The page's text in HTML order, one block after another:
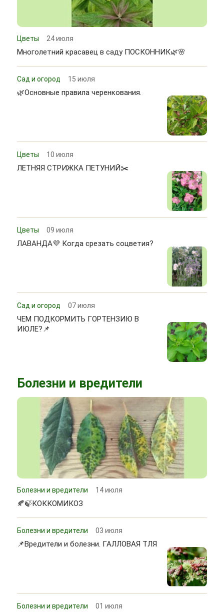
Цветы 24 июля
Многолетний красавец в саду ПОСКОННИК🌿🌸
Сад и огород 15 июля
🌿Основные правила черенкования.
Цветы 10 июля
ЛЕТНЯЯ СТРИЖКА ПЕТУНИЙ✂️
Цветы 09 июля
ЛАВАНДА💜 Когда срезать соцветия?
Сад и огород 07 июля
ЧЕМ ПОДКОРМИТЬ ГОРТЕНЗИЮ В
ИЮЛЕ?📌
Болезни и вредители
Болезни и вредители 14 июля
🍂🍃КОККОМИКОЗ
Болезни и вредители 03 июля
📌Вредители и болезни. ГАЛЛОВАЯ ТЛЯ
Болезни и вредители 01 июля